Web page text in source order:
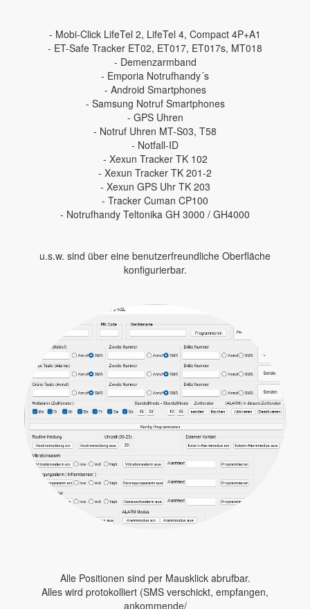
- Mobi-Click LifeTel 2, LifeTel 4, Compact 4P+A1
- ET-Safe Tracker ET02, ET017, ET017s, MT018
- Demenzarmband
- Emporia Notrufhandy´s
- Android Smartphones
- Samsung Notruf Smartphones
- GPS Uhren
- Notruf Uhren MT-S03, T58
- Notfall-ID
- Xexun Tracker TK 102
- Xexun Tracker TK 201-2
- Xexun GPS Uhr TK 203
- Tracker Cuman CP100
- Notrufhandy Teltonika GH 3000 / GH4000
u.s.w. sind über eine benutzerfreundliche Oberfläche
konfigurierbar.
Alle Positionen sind per Mausklick abrufbar.
Alles wird protokolliert (SMS verschickt, empfangen,
ankommende/